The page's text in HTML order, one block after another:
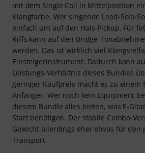
mit dem Single Coil in Mittelposition
Klangfarbe. Wer singende Lead-Solo-
einfach um auf den Hals-Pickup. Für
Riffs kann auf den Bridge-
werden. Das ist wirklich viel
Einsteigerinstrument. Dadurch kann
Leistungs-Verhältnis dieses Bundles
geringer Kaufpreis macht es zu einem
Anfänger. Wer noch kein Equipment
diesem Bundle alles bieten, was E-
Start benötigen. Der stabile Combo-
Gewicht allerdings eher etwas für den
Transport.